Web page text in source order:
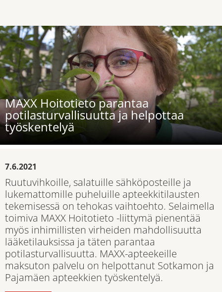
MAXX Hoitotieto parantaa
potilasturvallisuutta ja helpottaa
työskentelyä
7.6.2021
Ruutuvihkoille, salatuille sähköposteille ja
lukemattomille puheluille apteekkitilausten
tekemisessä on tehokas vaihtoehto. Selaimella
toimiva MAXX Hoitotieto -liittymä pienentää
myös inhimillisten virheiden mahdollisuutta
lääketilauksissa ja täten parantaa
potilasturvallisuutta. MAXX-apteekeille
maksuton palvelu on helpottanut Sotkamon ja
Pajamäen apteekkien työskentelyä.